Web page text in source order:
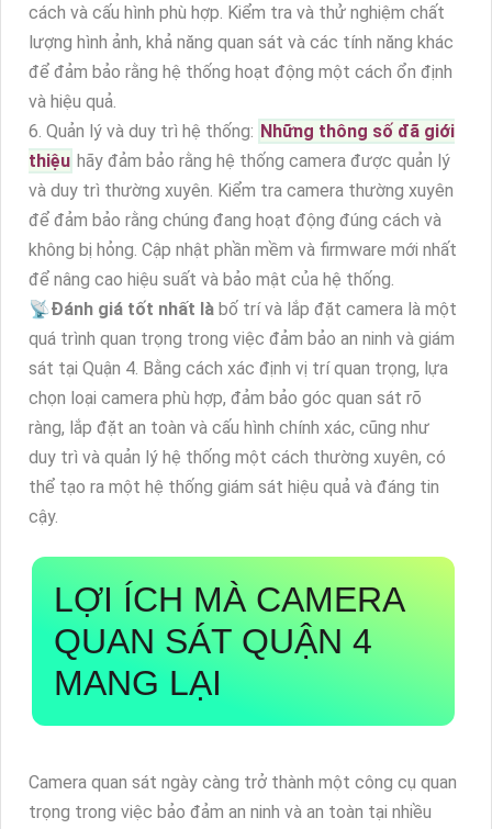
cách và cấu hình phù hợp. Kiểm tra và thử nghiệm chất
lượng hình ảnh, khả năng quan sát và các tính năng khác
để đảm bảo rằng hệ thống hoạt động một cách ổn định
và hiệu quả.
6. Quản lý và duy trì hệ thống: Những thông số đã giới
thiệu hãy đảm bảo rằng hệ thống camera được quản lý
và duy trì thường xuyên. Kiểm tra camera thường xuyên
để đảm bảo rằng chúng đang hoạt động đúng cách và
không bị hỏng. Cập nhật phần mềm và firmware mới nhất
để nâng cao hiệu suất và bảo mật của hệ thống.
📡Đánh giá tốt nhất là bố trí và lắp đặt camera là một
quá trình quan trọng trong việc đảm bảo an ninh và giám
sát tại Quận 4. Bằng cách xác định vị trí quan trọng, lựa
chọn loại camera phù hợp, đảm bảo góc quan sát rõ
ràng, lắp đặt an toàn và cấu hình chính xác, cũng như
duy trì và quản lý hệ thống một cách thường xuyên, có
thể tạo ra một hệ thống giám sát hiệu quả và đáng tin
cậy.
LỢI ÍCH MÀ CAMERA
QUAN SÁT QUẬN 4
MANG LẠI
Camera quan sát ngày càng trở thành một công cụ quan
trọng trong việc bảo đảm an ninh và an toàn tại nhiều